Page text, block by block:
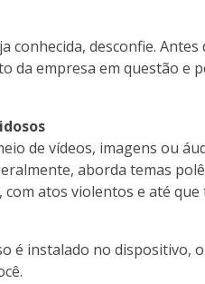
conhecida, desconfie.
da empresa em questão e
de vídeos, imagens ou
aborda temas
atos violentos e até
é instalado no dispositivo,